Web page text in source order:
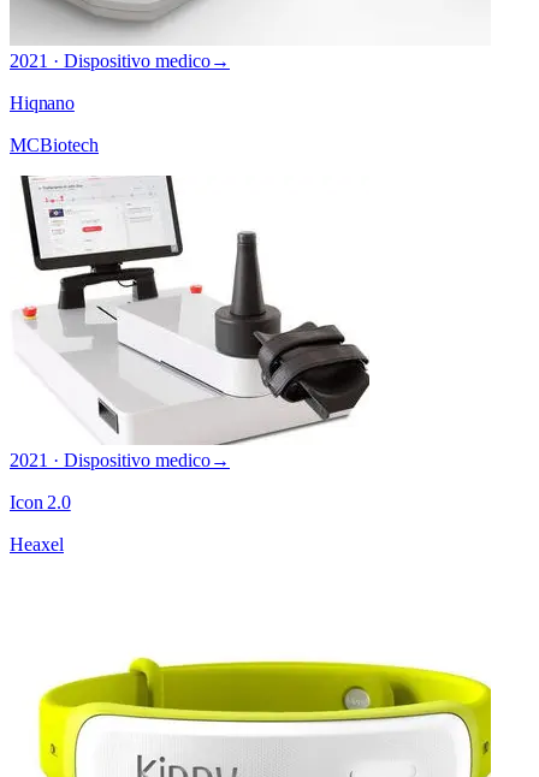
2021 · Dispositivo medico→
Hiqnano
MCBiotech
2021 · Dispositivo medico→
Icon 2.0
Heaxel